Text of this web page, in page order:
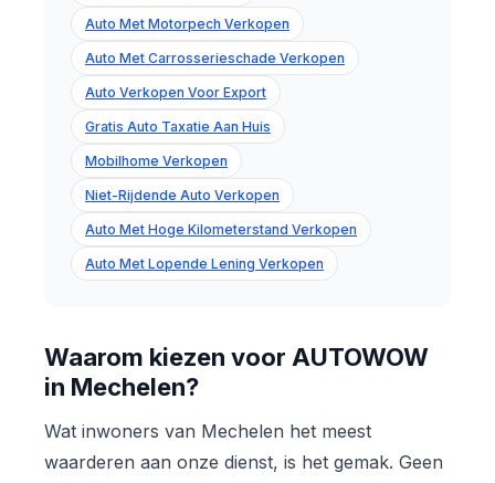
Auto Met Motorpech Verkopen
Auto Met Carrosserieschade Verkopen
Auto Verkopen Voor Export
Gratis Auto Taxatie Aan Huis
Mobilhome Verkopen
Niet-Rijdende Auto Verkopen
Auto Met Hoge Kilometerstand Verkopen
Auto Met Lopende Lening Verkopen
Waarom kiezen voor AUTOWOW
in Mechelen?
Wat inwoners van Mechelen het meest
waarderen aan onze dienst, is het gemak. Geen